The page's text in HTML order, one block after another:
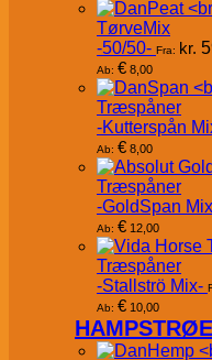
TørveMix
-50/50- Fra: kr.
Ab: € 8,00
Træspåner
-Kutterspån
Ab: € 8,00
Træspåner
-GoldSpan
Ab: € 12,00
Træspåner
-Stallströ Mix-
Ab: € 10,00